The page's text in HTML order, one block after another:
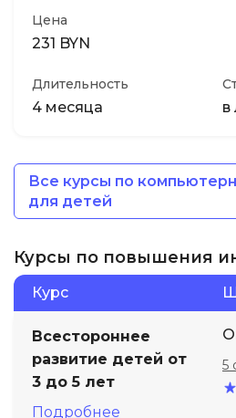
Цена
231 BYN
Длительность
4 месяца в
Все курсы по
для детей
Курсы по повышения
Курс
Всестороннее
развитие детей от
3 до 5 лет
Подробнее
5